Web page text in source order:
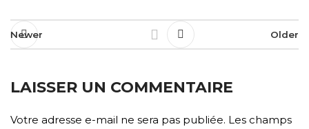
Newer Older
LAISSER UN COMMENTAIRE
Votre adresse e-mail ne sera pas publiée. Les champs